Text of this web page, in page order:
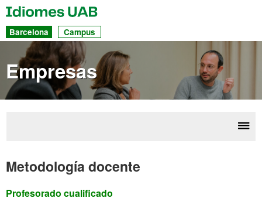
UAB
Barcelona Campus
Empresas
Metodología docente
Profesorado cualificado